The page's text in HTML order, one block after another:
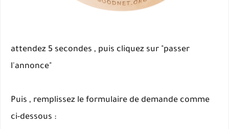
attendez 5 secondes , puis cliquez sur "passer
l'annonce"
Puis , remplissez le formulaire de demande comme
ci-dessous :